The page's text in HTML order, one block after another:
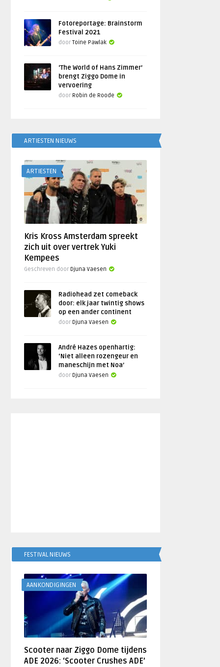
Fotoreportage: Brainstorm
Festival 2021
doorToine Pawlak
‘The World of Hans Zimmer’
brengt Ziggo Dome in
vervoering
door Robin de Roode
ARTIESTEN NIEUWS
ARTIESTEN
Kris Kross Amsterdam spreekt
zich uit over vertrek Yuki
Kempees
Geschreven door Djuna Vaesen
Radiohead zet comeback
door: elk jaar twintig shows
op een ander continent
door Djuna Vaesen
André Hazes openhartig:
‘Niet alleen rozengeur en
maneschijn met Noa’
door Djuna Vaesen
FESTIVAL NIEUWS
AANKONDIGINGEN
Scooter naar Ziggo Dome tijdens
ADE 2026: ‘Scooter Crushes ADE’